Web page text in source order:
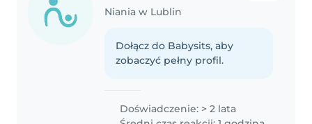
Niania w Lublin
Dołącz do Babysits, aby
zobaczyć pełny profil.
Doświadczenie: > 2 lata